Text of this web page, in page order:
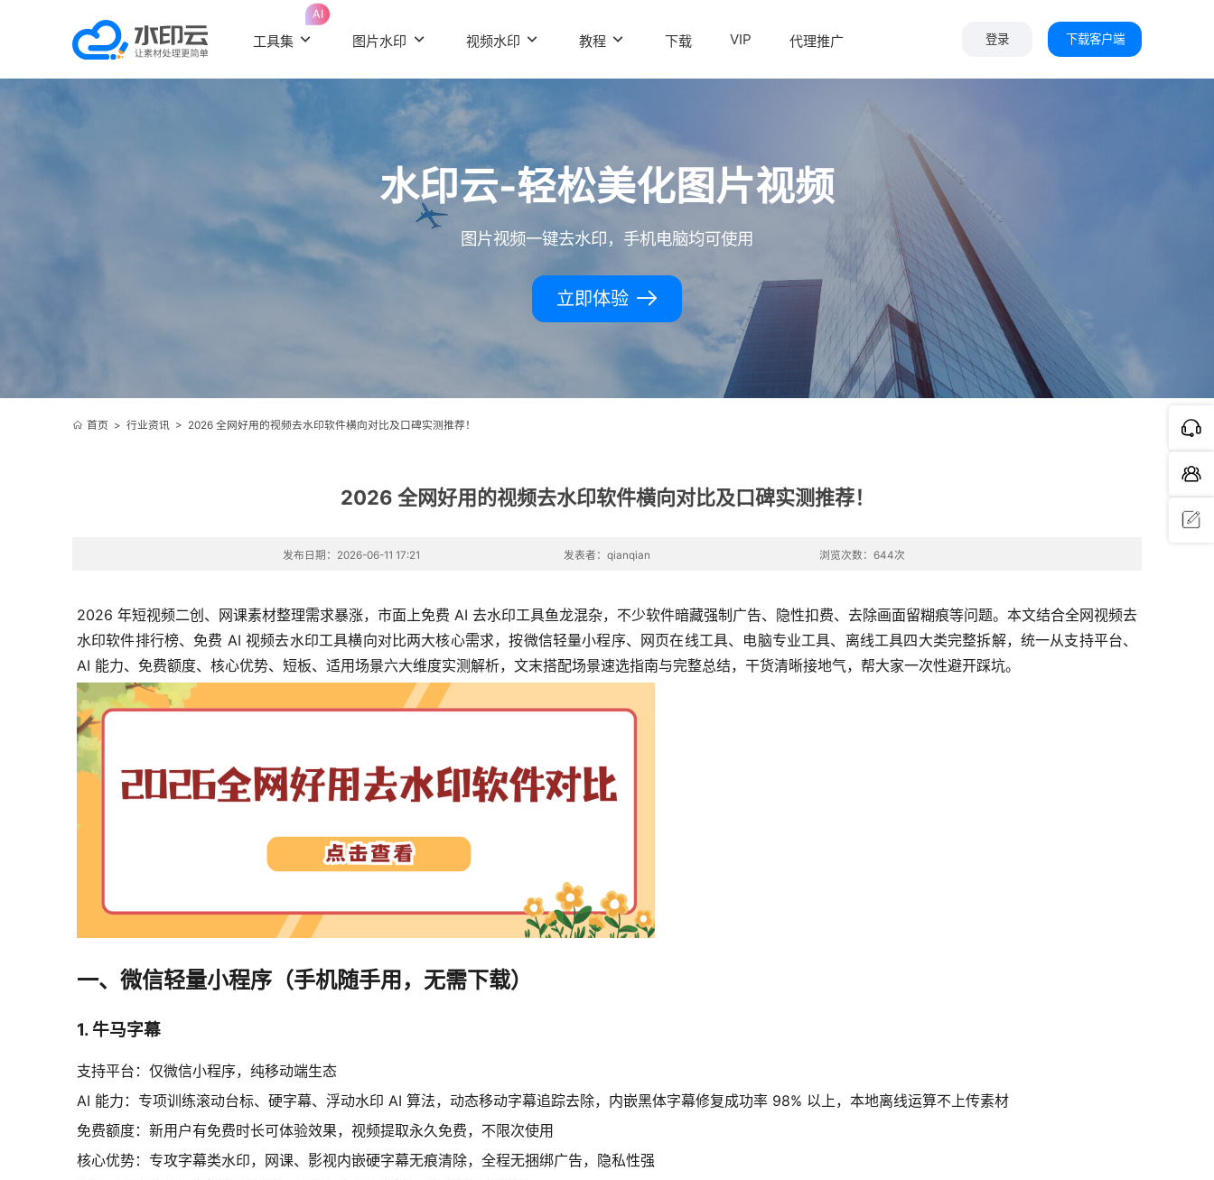
工具集
AI
图片水印 视频水印 教程 下载 VIP 代理推广 登录 下载客户端
水印云-轻松美化图片视频
图片视频一键去水印，手机电脑均可使用
立即体验
首页 > 行业资讯> 2026 全网好用的视频去水印软件横向对比及口碑实测推荐！
2026 全网好用的视频去水印软件横向对比及口碑实测推荐！
发布日期：2026-06-11 17:21 发表者：qianqian 浏览次数：644次
2026 年短视频二创、网课素材整理需求暴涨，市面上免费 AI 去水印工具鱼龙混杂，不少软件暗藏强制广告、隐性扣费、去除画面留糊痕等问题。本文结合全网视频去
水印软件排行榜、免费 AI 视频去水印工具横向对比两大核心需求，按微信轻量小程序、网页在线工具、电脑专业工具、离线工具四大类完整拆解，统一从支持平台、
AI 能力、免费额度、核心优势、短板、适用场景六大维度实测解析，文末搭配场景速选指南与完整总结，干货清晰接地气，帮大家一次性避开踩坑。
一、微信轻量小程序（手机随手用，无需下载）
1. 牛马字幕
支持平台：仅微信小程序，纯移动端生态
AI 能力：专项训练滚动台标、硬字幕、浮动水印 AI 算法，动态移动字幕追踪去除，内嵌黑体字幕修复成功率 98% 以上，本地离线运算不上传素材
免费额度：新用户有免费时长可体验效果，视频提取永久免费，不限次使用
核心优势：专攻字幕类水印，网课、影视内嵌硬字幕无痕清除，全程无捆绑广告，隐私性强